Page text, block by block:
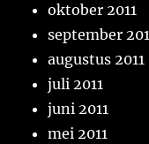
oktober 2011
september
augustus 2011
juli 2011
juni 2011
mei 2011